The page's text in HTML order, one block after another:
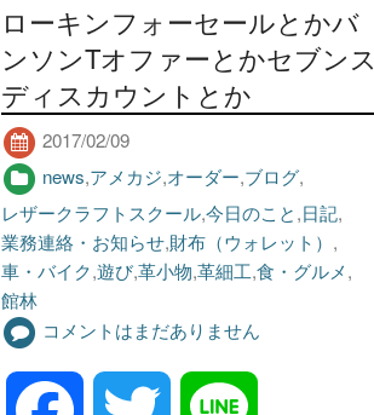
ローキンフォーセールとかバ
ンソンTオファーとかセブンス
ディスカウントとか
2017/02/09
news,アメカジ,オーダー,ブログ,
レザークラフトスクール,今日のこと,日記,
業務連絡・お知らせ,財布（ウォレット） ,
車・バイク,遊び,革小物,革細工,食・グルメ,
館林
コメントはまだありません